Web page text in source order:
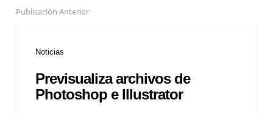
Publicación Anterior
Noticias
Previsualiza archivos de
Photoshop e Illustrator